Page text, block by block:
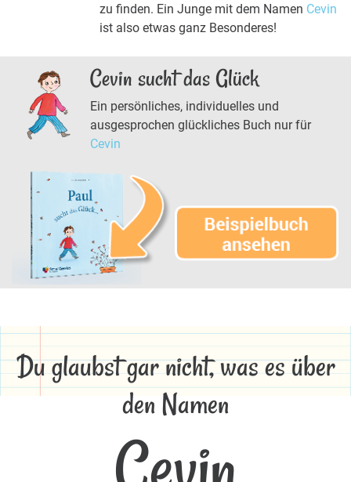
zu finden. Ein Junge mit dem Namen Cevin
ist also etwas ganz Besonderes!
Cevin sucht das Glück
Ein persönliches, individuelles und
ausgesprochen glückliches Buch nur für
Cevin
Du glaubst gar nicht, was es über
den Namen